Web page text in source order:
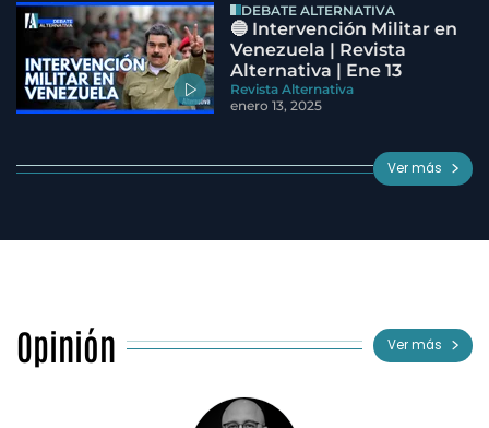
DEBATE ALTERNATIVA
🔵 Intervención Militar en
Venezuela | Revista
Alternativa | Ene 13
Revista Alternativa
enero 13, 2025
Ver más
Opinión Ver más